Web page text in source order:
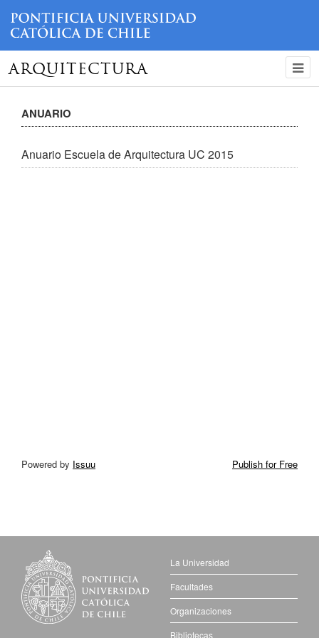
ARQUITECTURA
ANUARIO
Anuario Escuela de Arquitectura UC 2015
Powered by Issuu Publish for Free
La Universidad
Facultades
Organizaciones
Bibliotecas